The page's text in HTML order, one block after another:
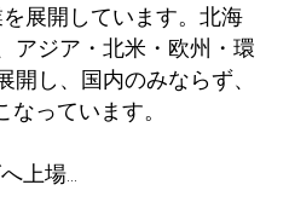
展開しています。北海
アジア・北米・欧州・環
開し、国内のみならず、
っています。
上場...